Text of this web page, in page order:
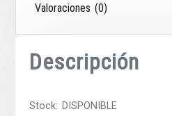
Valoraciones (0)
Descripción
Stock: DISPONIBLE